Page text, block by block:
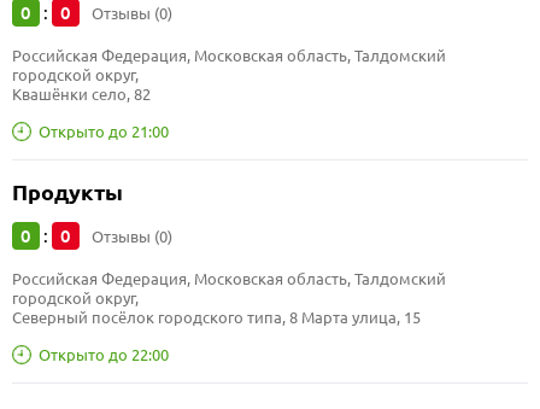
0 : 0 Отзывы (0)
Открыто до 21:00
Российская Федерация, Московская область, Талдомский
городской округ,
Квашёнки село, 82
Продукты
0 : 0 Отзывы (0)
Открыто до 22:00
Российская Федерация, Московская область, Талдомский
городской округ,
Северный посёлок городского типа, 8 Марта улица, 15